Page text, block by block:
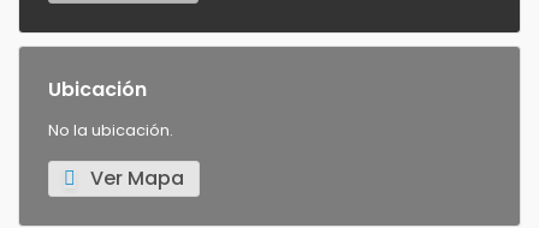
Ubicación
No la ubicación.
Ver Mapa